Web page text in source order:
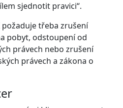
sjednotit pravici“.
požaduje třeba zrušení
pobyt, odstoupení od
právech nebo zrušení
právech a zákona o